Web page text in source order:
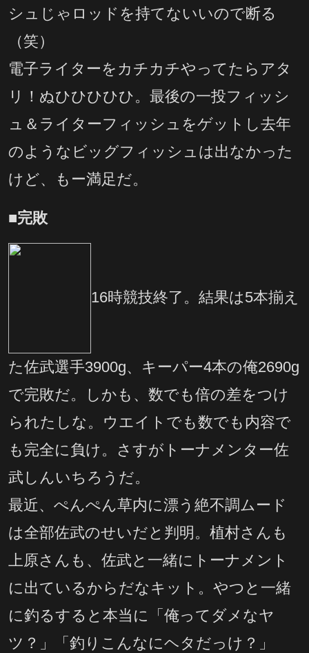
シュじゃロッドを持てないいので断る
（笑）
電子ライターをカチカチやってたらアタ
リ！ぬひひひひひ。最後の一投フィッシ
ュ＆ライターフィッシュをゲットし去年
のようなビッグフィッシュは出なかった
けど、もー満足だ。
■完敗
16時競技終了。結果は5本揃え
た佐武選手3900g、キーパー4本の俺2690g
で完敗だ。しかも、数でも倍の差をつけ
られたしな。ウエイトでも数でも内容で
も完全に負け。さすがトーナメンター佐
武しんいちろうだ。
最近、ぺんぺん草内に漂う絶不調ムード
は全部佐武のせいだと判明。植村さんも
上原さんも、佐武と一緒にトーナメント
に出ているからだなキット。やつと一緒
に釣るすると本当に「俺ってダメなヤ
ツ？」「釣りこんなにヘタだっけ？」